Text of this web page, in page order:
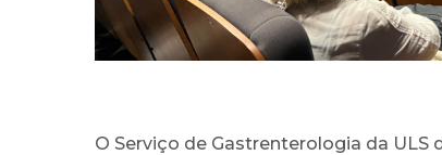
O Serviço de Gastrenterologia da